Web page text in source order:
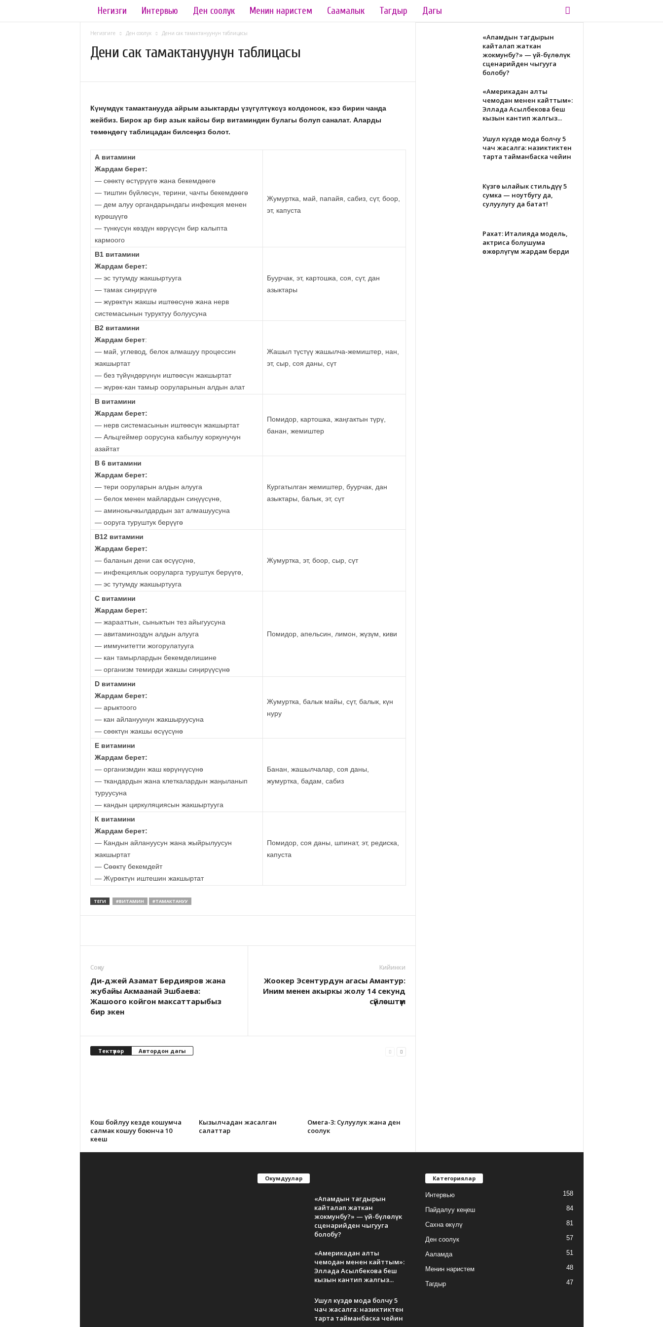
a
d
k
Негизги Интервью Ден соолук Менин наристем Саамалык Тагдыр Дагы
Негизгиге Ден соолук Дени сак тамактануунун таблицасы
Дени сак тамактануунун таблицасы
Күнүмдүк тамактанууда айрым азыктарды үзүгүлтүксүз колдонсок, кээ бирин чанда
жейбиз. Бирок ар бир азык кайсы бир витаминдин булагы болуп саналат. Аларды
төмөндөгү таблицадан билсеңиз болот.
А витамини
Жардам берет:
— сөөктү өстүрүүгө жана бекемдөөгө
— тиштин бүйлөсүн, терини, чачты бекемдөөгө
— дем алуу органдарындагы инфекция менен
күрөшүүгө
— түнкүсүн көздүн көрүүсүн бир калыпта
кармоого
Жумуртка, май, папайя, сабиз, сүт, боор,
эт, капуста
В1 витамини
Жардам берет:
— эс тутумду жакшыртууга
— тамак сиңирүүгө
— жүрөктүн жакшы иштөөсүнө жана нерв
системасынын туруктуу болуусуна
Буурчак, эт, картошка, соя, сүт, дан
азыктары
В2 витамини
Жардам берет:
— май, углевод, белок алмашуу процессин
жакшыртат
— без түйүндөрүнүн иштөөсүн жакшыртат
— жүрөк-кан тамыр ооруларынын алдын алат
Жашыл түстүү жашылча-жемиштер, нан,
эт, сыр, соя даны, сүт
В витамини
Жардам берет:
— нерв системасынын иштөөсүн жакшыртат
— Альцгеймер оорусуна кабылуу коркунучун
азайтат
Помидор, картошка, жаңгактын түрү,
банан, жемиштер
В 6 витамини
Жардам берет:
— тери ооруларын алдын алууга
— белок менен майлардын сиңүүсүнө,
— аминокычкылдардын зат алмашуусуна
— ооруга туруштук берүүгө
Кургатылган жемиштер, буурчак, дан
азыктары, балык, эт, сүт
В12 витамини
Жардам берет:
— баланын дени сак өсүүсүнө,
— инфекциялык ооруларга туруштук берүүгө,
— эс тутумду жакшыртууга
Жумуртка, эт, боор, сыр, сүт
С витамини
Жардам берет:
— жарааттын, сыныктын тез айыгуусуна
— авитаминоздун алдын алууга
— иммунитетти жогорулатууга
— кан тамырлардын бекемделишине
— организм темирди жакшы сиңирүүсүнө
Помидор, апельсин, лимон, жүзүм, киви
D витамини
Жардам берет:
— арыктоого
— кан айлануунун жакшыруусуна
— сөөктүн жакшы өсүүсүнө
Жумуртка, балык майы, сүт, балык, күн
нуру
Е витамини
Жардам берет:
— организмдин жаш көрүнүүсүнө
— ткандардын жана клеткалардын жаңыланып
туруусуна
— кандын циркуляциясын жакшыртууга
Банан, жашылчалар, соя даны,
жумуртка, бадам, сабиз
К витамини
Жардам берет:
— Кандын айлануусун жана жыйрылуусун
жакшыртат
— Сөөктү бекемдейт
— Жүрөктүн иштешин жакшыртат
Помидор, соя даны, шпинат, эт, редиска,
капуста
ТЕГИ #ВИТАМИН #ТАМАКТАНУУ
Соӊку
Ди-джей Азамат Бердияров жана
жубайы Акмаанай Эшбаева:
Жашоого койгон максаттарыбыз
бир экен
Кийинки
Жоокер Эсентурдун агасы Амантур:
Иним менен акыркы жолу 14 секунд
сүйлөштүм
Тектүүлөр Автордон дагы
Кош бойлуу кезде кошумча
салмак кошуу боюнча 10
кеңеш
Кызылчадан жасалган
салаттар
Омега-3: Сулуулук жана ден
соолук
«Апамдын тагдырын
кайталап жаткан
жокмунбу?» — үй-бүлөлүк
сценарийден чыгууга
болобу?
«Америкадан алты
чемодан менен кайттым»:
Эллада Асылбекова беш
кызын кантип жалгыз...
Ушул күздө мода болчу 5
чач жасалга: назиктиктен
тарта тайманбаска чейин
Күзгө ылайык стильдүү 5
сумка — ноутбугуң да,
сулуулугуң да батат!
Рахат: Италияда модель,
актриса болушума
өжөрлүгүм жардам берди
Окумдуулар
«Апамдын тагдырын
кайталап жаткан
жокмунбу?» — үй-бүлөлүк
сценарийден чыгууга
болобу?
«Америкадан алты
чемодан менен кайттым»:
Эллада Асылбекова беш
кызын кантип жалгыз...
Ушул күздө мода болчу 5
чач жасалга: назиктиктен
тарта тайманбаска чейин
Категориялар
Интервью 158
Пайдалуу кеңеш 84
Сахна өкүлү 81
Ден соолук 57
Ааламда 51
Менин наристем 48
Тагдыр 47